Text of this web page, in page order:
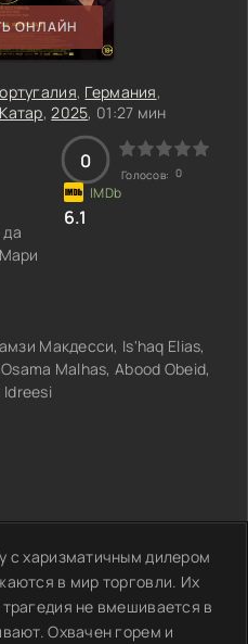
ОНЛАЙН
, Германия,
Катар,2025, 01:27 мин
0
Голосов: 0
6.1
Макдесси, Is'haq Elias,
Malhas, Abood Obeid,
с харизматичным дилером
в мир торговли. Их
не вмешивается в
Охвачен горем и